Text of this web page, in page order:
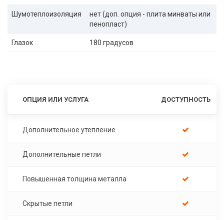
Шумотеплоизоляция
нет (доп. опция - плита минваты или
пенопласт)
Глазок 180 градусов
ОПЦИЯ ИЛИ УСЛУГА ДОСТУПНОСТЬ
Дополнительное утепление
Дополнительные петли
Повышенная толщина металла
Скрытые петли